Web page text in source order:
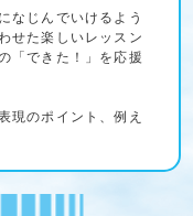
なじんでいけるよう
せた楽しいレッスン
「できた！」を応援
現のポイント、例え